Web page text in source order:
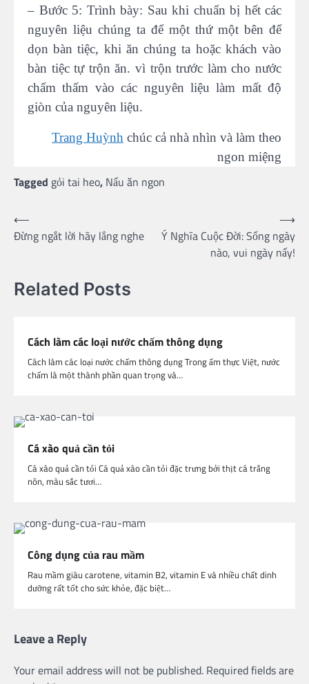
– Bước 5: Trình bày: Sau khi chuẩn bị hết các
nguyên liệu chúng ta để một thứ một bên để
dọn bàn tiệc, khi ăn chúng ta hoặc khách vào
bàn tiệc tự trộn ăn. vì trộn trước làm cho nước
chấm thấm vào các nguyên liệu làm mất độ
giòn của nguyên liệu.
Trang Huỳnh chúc cả nhà nhìn và làm theo
ngon miệng
Tagged gỏi tai heo, Nấu ăn ngon
Post
navigation
⟵
Đừng ngắt lời hãy lắng nghe
Ý Nghĩa Cuộc Đời: Sống ngày
nào, vui ngày nấy!
⟶
Related Posts
Cách làm các loại nước chấm thông dụng
Cách làm các loại nước chấm thông dụng Trong ẩm thực Việt, nước
chấm là một thành phần quan trọng và…
Cá xào quả cần tỏi
Cá xào quả cần tỏi Cá quả xào cần tỏi đặc trưng bởi thịt cá trắng
nõn, màu sắc tươi…
Công dụng của rau mầm
Rau mầm giàu carotene, vitamin B2, vitamin E và nhiều chất dinh
dưỡng rất tốt cho sức khỏe, đặc biệt…
Leave a Reply
Your email address will not be published. Required fields are